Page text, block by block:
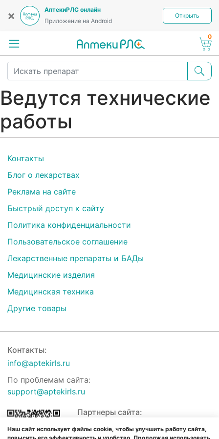
×
АптекиРЛС онлайн
Приложение на Android
Открыть
0
Ведутся технические
работы
Контакты
Блог о лекарствах
Реклама на сайте
Быстрый доступ к сайту
Политика конфиденциальности
Пользовательское соглашение
Лекарственные препараты и БАДы
Медицинские изделия
Медицинская техника
Другие товары
Контакты:
info@aptekirls.ru
По проблемам сайта:
support@aptekirls.ru
Партнеры сайта:
Наш сайт использует файлы cookie, чтобы улучшить работу сайта,